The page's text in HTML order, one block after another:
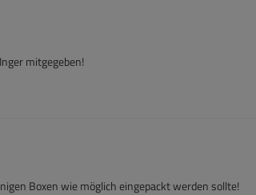
mitgegeben!
Boxen wie möglich eingepackt werden sollte!